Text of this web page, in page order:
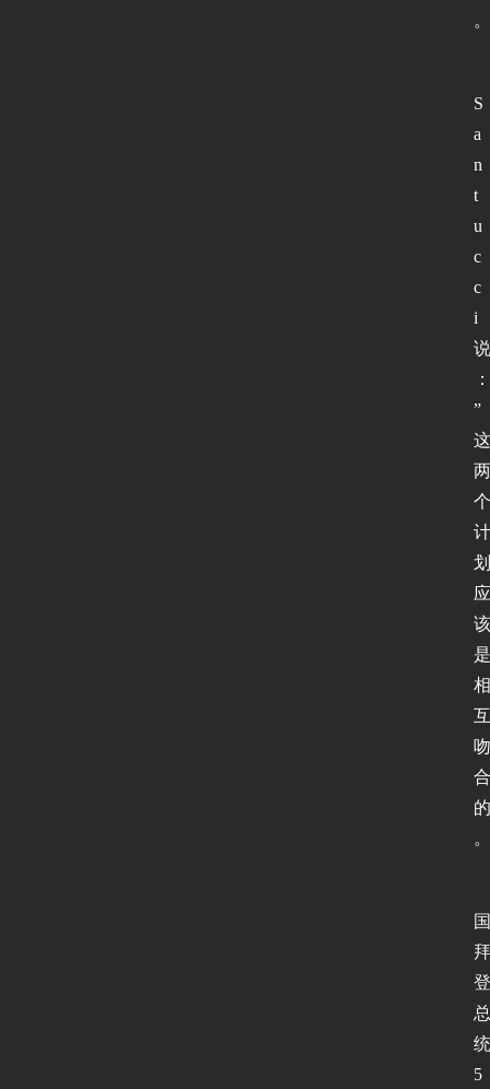
。
S
a
n
t
u
c
c
i
说
：
”
这
两
个
计
划
应
该
是
相
互
吻
合
的
。
国
拜
登
总
统
5